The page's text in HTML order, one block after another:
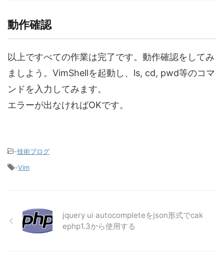
動作確認
以上ですべての作業は完了です。動作確認をしてみ
ましよう。VimShellを起動し、ls, cd, pwd等のコマ
ンドを入力してみます。
エラーが出なければOKです。
-技術ブログ
-Vim
jquery ui autocompleteをjson形式でcak
ephp1.3から使用する